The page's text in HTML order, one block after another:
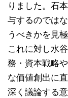
りました。石
与するのでは
うべきかを見
これに対し水
務・資本戦略
な価値創出に
深く議論する